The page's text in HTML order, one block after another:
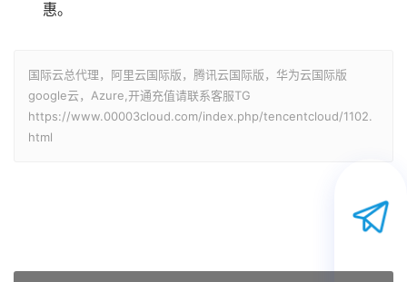
惠。
国际云总代理，阿里云国际版，腾讯云国际版，华为云国际版
google云，Azure,开通充值请联系客服TG
https://www.00003cloud.com/index.php/tencentcloud/1102.
html